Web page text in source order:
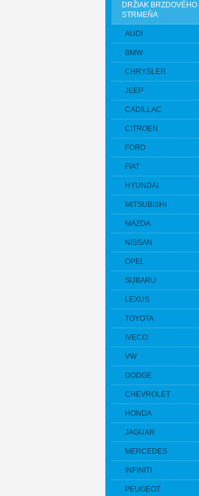
DRŽIAK BRZDOVÉHO
STRMEŇA
AUDI
BMW
CHRYSLER
JEEP
CADILLAC
CITROEN
FORD
FIAT
HYUNDAI
MITSUBISHI
MAZDA
NISSAN
OPEL
SUBARU
LEXUS
TOYOTA
IVECO
VW
DODGE
CHEVROLET
HONDA
JAGUAR
MERCEDES
INFINITI
PEUGEOT